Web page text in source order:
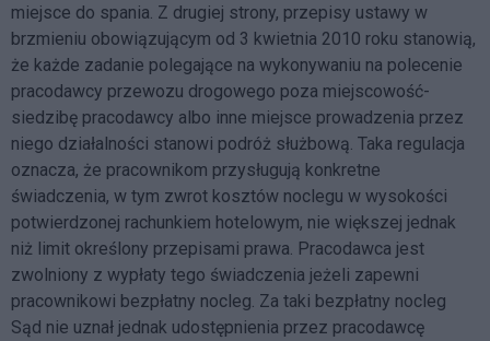
miejsce do spania. Z drugiej strony, przepisy ustawy w
brzmieniu obowiązującym od 3 kwietnia 2010 roku stanowią,
że każde zadanie polegające na wykonywaniu na polecenie
pracodawcy przewozu drogowego poza miejscowość-
siedzibę pracodawcy albo inne miejsce prowadzenia przez
niego działalności stanowi podróż służbową. Taka regulacja
oznacza, że pracownikom przysługują konkretne
świadczenia, w tym zwrot kosztów noclegu w wysokości
potwierdzonej rachunkiem hotelowym, nie większej jednak
niż limit określony przepisami prawa. Pracodawca jest
zwolniony z wypłaty tego świadczenia jeżeli zapewni
pracownikowi bezpłatny nocleg. Za taki bezpłatny nocleg
Sąd nie uznał jednak udostępnienia przez pracodawcę